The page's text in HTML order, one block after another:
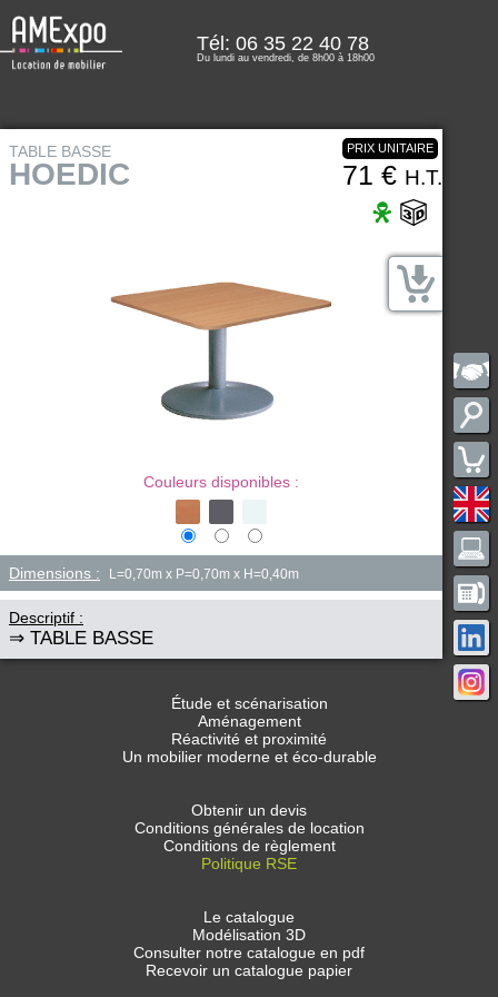
Tél: 06 35 22 40 78
Du lundi au vendredi, de 8h00 à 18h00
TABLE BASSE
HOEDIC
PRIX UNITAIRE
71 € H.T.
Couleurs disponibles :
Dimensions : L=0,70m x P=0,70m x H=0,40m
Descriptif :
⇒ TABLE BASSE
Étude et scénarisation
Aménagement
Réactivité et proximité
Un mobilier moderne et éco-durable
Obtenir un devis
Conditions générales de location
Conditions de règlement
Politique RSE
Le catalogue
Modélisation 3D
Consulter notre catalogue en pdf
Recevoir un catalogue papier